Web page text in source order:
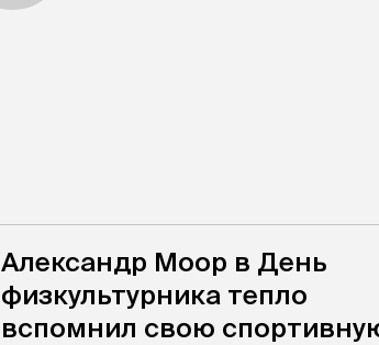
Александр Моор в День
физкультурника тепло
вспомнил свою